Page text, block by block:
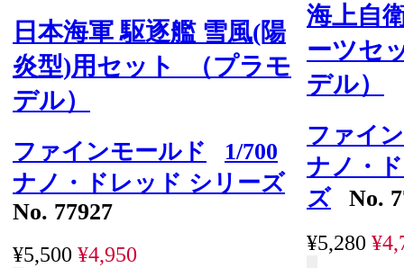
日本海軍 駆逐艦 雪風(陽
炎型)用セット （プラモ
デル）
ファインモールド
1/700
ナノ・ドレッド シリーズ
No. 77927
¥5,500 ¥4,950
海上自
ーツセ
デル）
ファイ
ナノ・
ズNo.
¥5,280